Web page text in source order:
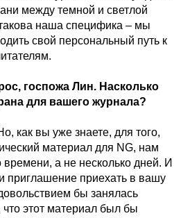
между темной и светлой
наша специфика – мы
свой персональный путь к
госпожа Лин. Насколько
для вашего журнала?
как вы уже знаете, для того,
материал для NG, нам
а не несколько дней. И
приглашение приехать в вашу
бы занялась
этот материал был бы